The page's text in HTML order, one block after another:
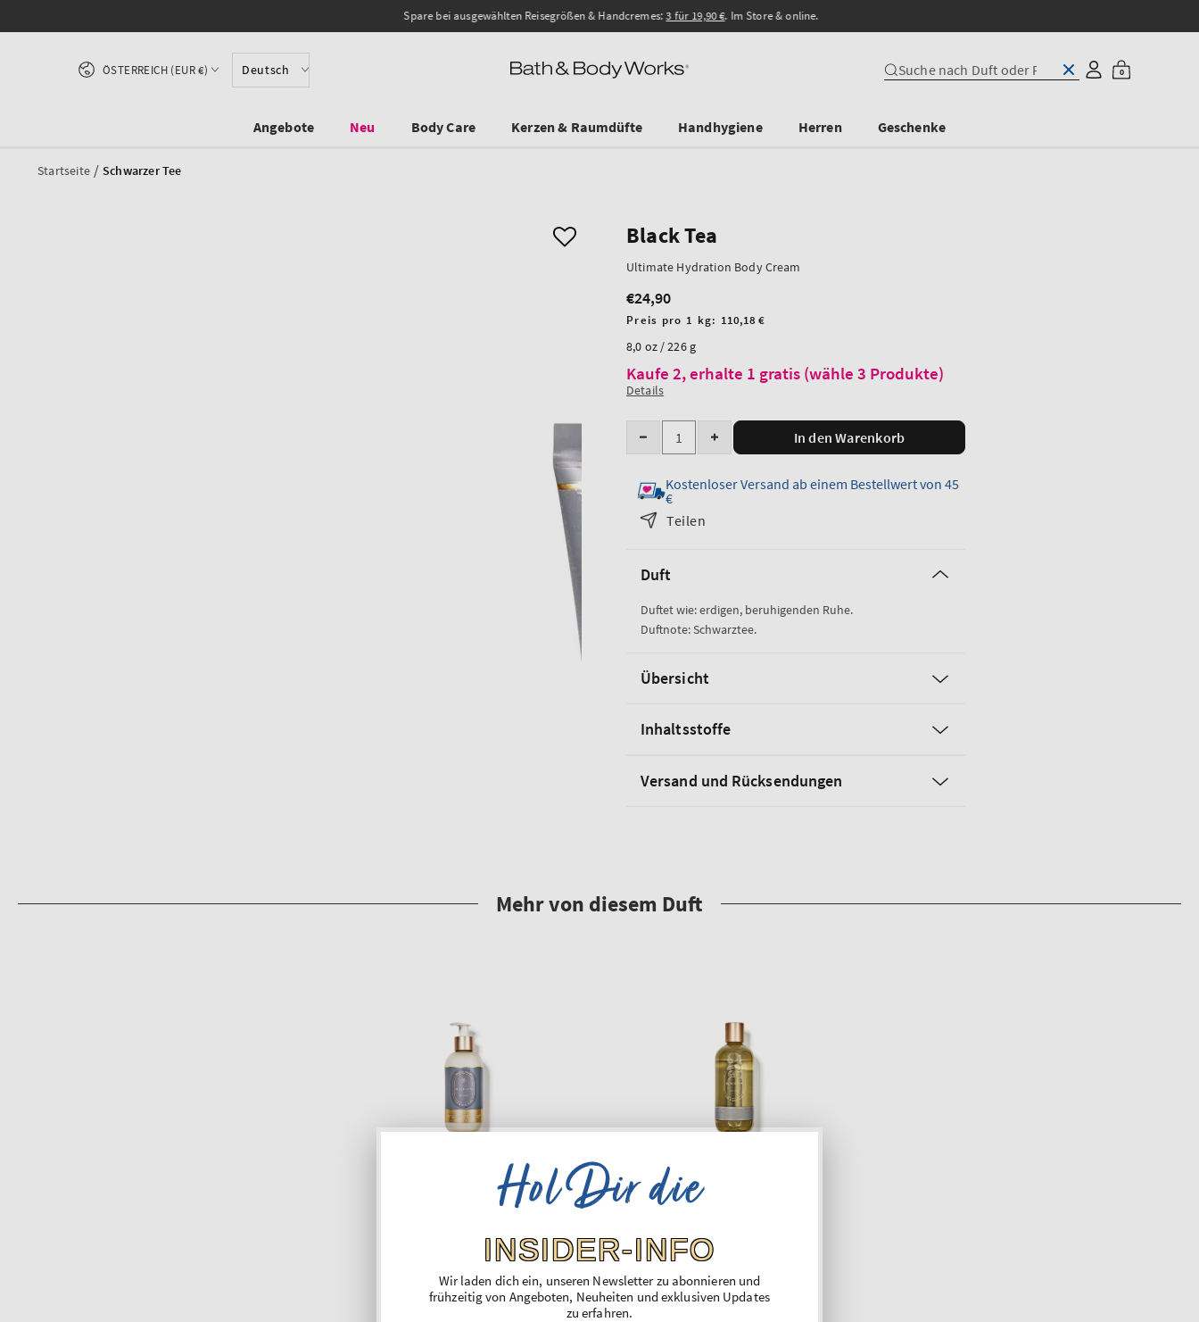
Spare bei ausgewählten Reisegrößen & Handcremes:3 für 19,90 €. Im Store & online.
Deutsch
Land/Region
ÖSTERREICH (EUR €)
Angebote Neu Body Care Kerzen & Raumdüfte Handhygiene Herren Geschenke
Unsere Website durchsuchen Anmelden
Warenkorb
0
0
Artikel
Startseite / Schwarzer Tee
Black Tea
Ultimate Hydration Body Cream
Regulärer
Preis
€24,90
Stückpreis
Preis pro 1 kg: 110,18 €
8,0 oz / 226 g
Kaufe 2, erhalte 1 gratis (wähle 3 Produkte)
Details
Anzahl
Menge
„Black
Tea
Ultimate
Body
verringern
Menge
„Black
erhöhen
In den Warenkorb
Kostenloser Versand ab einem Bestellwert von 45
€
Teilen
Duft
Duftet wie: erdigen, beruhigenden Ruhe.
Duftnote: Schwarztee.
Übersicht
Inhaltsstoffe
Versand und Rücksendungen
Hol Dir die
INSIDER-INFO
Wir laden dich ein, unseren Newsletter zu abonnieren und
frühzeitig von Angeboten, Neuheiten und exklusiven Updates
zu erfahren.